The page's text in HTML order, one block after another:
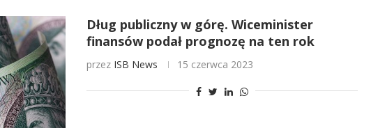
Dług publiczny w górę. Wiceminister
finansów podał prognozę na ten rok
przez ISB News 15 czerwca 2023